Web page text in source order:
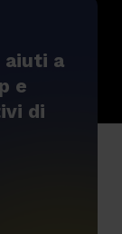
aiuti a
e
di